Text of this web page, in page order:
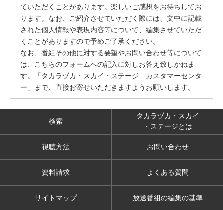
ていただくことがあります。楽しいご感想をお待ちしてお
ります。なお、ご紹介させていただく際には、文中に記載
された個人情報や表現内容等について、編集させていただ
くことがありますので予めご了承ください。
なお、番組その他に対する要望やお問い合わせ等について
は、こちらのフォームへの記入に対しお答え致しかねま
す。「タカラヅカ・スカイ・ステージ カスタマーセンタ
ー」まで、直接お寄せいただきますようお願いします。
検索
タカラヅカ・スカイ
・ステージとは
視聴方法 お問い合わせ
資料請求 よくある質問
サイトマップ 放送番組の編集の基準